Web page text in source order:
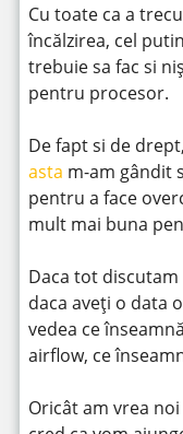
Cu toate ca a
încălzirea, cel
trebuie sa fac si
pentru procesor.
De fapt si de
asta m-am gândit
pentru a face
mult mai buna
Daca tot
daca aveți o data
vedea ce
airflow, ce
Oricât am vrea